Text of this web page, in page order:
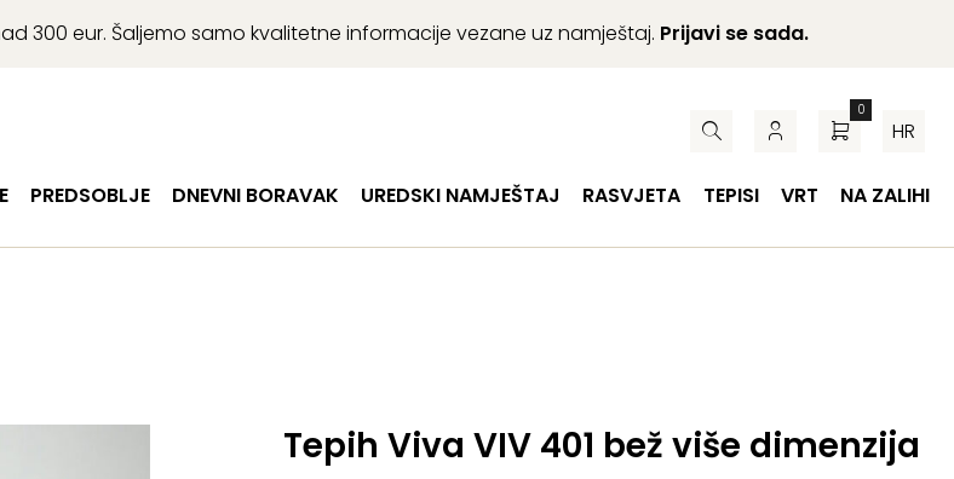
300 eur. Šaljemo samo kvalitetne informacije vezane uz namještaj. Prijavi se sada.
0
HR
PREDSOBLJE DNEVNI BORAVAK UREDSKI NAMJEŠTAJ RASVJETA TEPISI VRT NA ZALIHI
Tepih Viva VIV 401 bež više dimenzija